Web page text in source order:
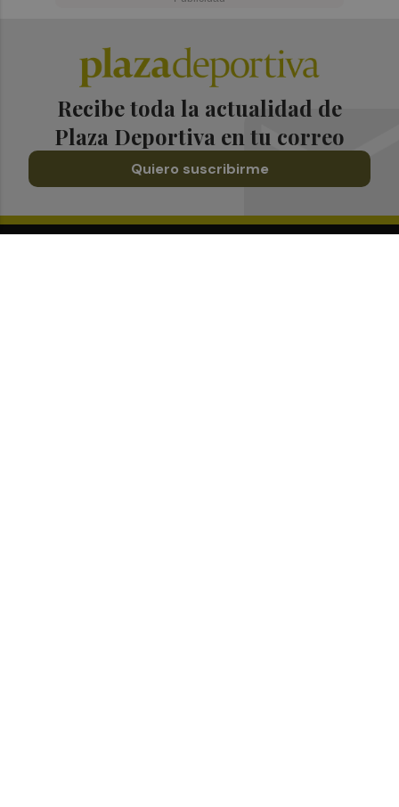
Recibe toda la actualidad de
Plaza Deportiva en tu correo
Quiero suscribirme